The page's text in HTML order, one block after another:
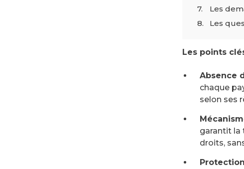
Les
Les
Les points
Absence
chaque
selon ses
garantit la
droits,